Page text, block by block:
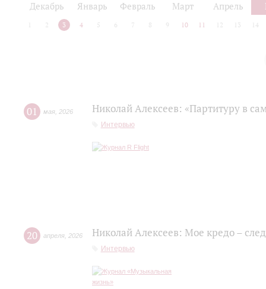
Декабрь Январь Февраль Март Апрель
2 3 4 5 6 7 8 9 10 11 12 13 14
01 мая 2026 Николай Алексеев: «Партитуру в
Интервью
20 апреля 2026 Николай Алексеев: Мое кредо –
Интервью